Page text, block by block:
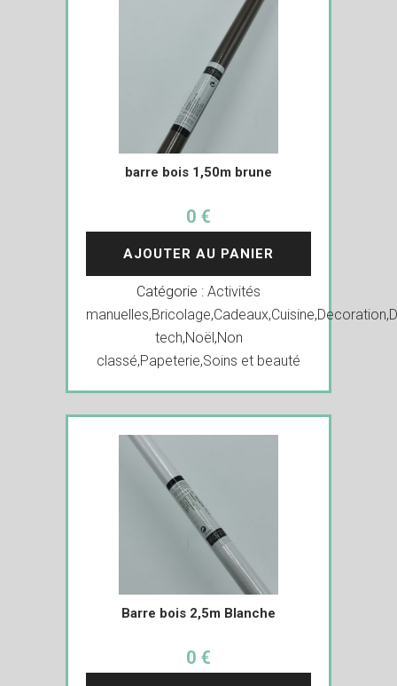
barre bois 1,50m brune
0 €
AJOUTER AU PANIER
Catégorie : Activités
manuelles,Bricolage,Cadeaux,Cuisine,Decoration,
tech,Noël,Non
classé,Papeterie,Soins et beauté
Barre bois 2,5m Blanche
0 €